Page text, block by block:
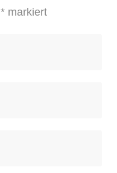
* markiert